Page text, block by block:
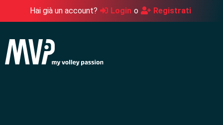
Hai già un account? Login o Registrati